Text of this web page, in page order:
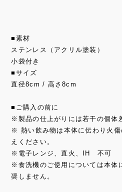
■素材
ステンレス（アクリル塗装）
小袋付き
■サイズ
直径8cm / 高さ8cm
■ご購入の前に
※製品の仕上がりには若干の個体
※ 熱い飲み物は本体に伝わり火
えください。
※電子レンジ、直火、IH 不可
※食洗機のご使用については本体
奨しません。